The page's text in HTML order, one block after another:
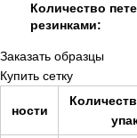
Количество
резинками:
Заказать образцы
Купить сетку
ности